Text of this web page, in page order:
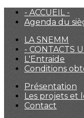
- ACCUEIL -
Agenda du
LA SNEMM
- CONTACTS
L'Entraide
Conditions
Présentation
Les projets et
Contact